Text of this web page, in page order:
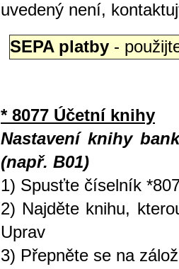
uvedený není,
SEPA platby -
* 8077 Účetní knihy
Nastavení knihy
(např. B01)
1) Spusťte číselník
2) Najděte knihu,
Uprav
3) Přepněte se na